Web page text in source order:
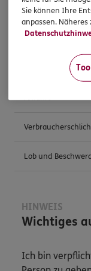
Weitere
Postanschrift
Anfahrt
Lob und
HINWEIS
Wichtiges
Ich bin
Sie können Ihre
anpassen.